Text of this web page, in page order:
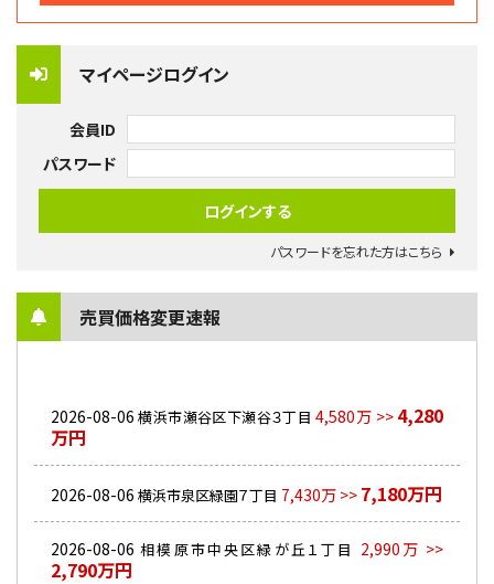
マイページログイン
会員ID
パスワード
パスワードを忘れた方はこちら
売買価格変更速報
2026-08-06 横浜市瀬谷区下瀬谷３丁目 4,580万 >> 4,280
万円
2026-08-06 横浜市泉区緑園７丁目 7,430万 >> 7,180万円
2026-08-06 相模原市中央区緑が丘１丁目 2,990万 >>
2,790万円